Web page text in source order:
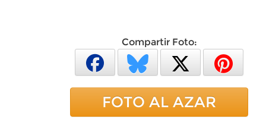
Compartir Foto:
FOTO AL AZAR